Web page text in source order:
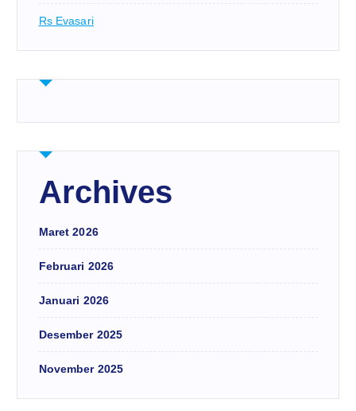
Rs Evasari
Archives
Maret 2026
Februari 2026
Januari 2026
Desember 2025
November 2025